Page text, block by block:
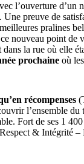
l’ouverture d’un
preuve de
pralines
nouveau point
la rue où elle
prochaine où
récompenses
l’ensemble
Fort de ses 1
& Intégrité –